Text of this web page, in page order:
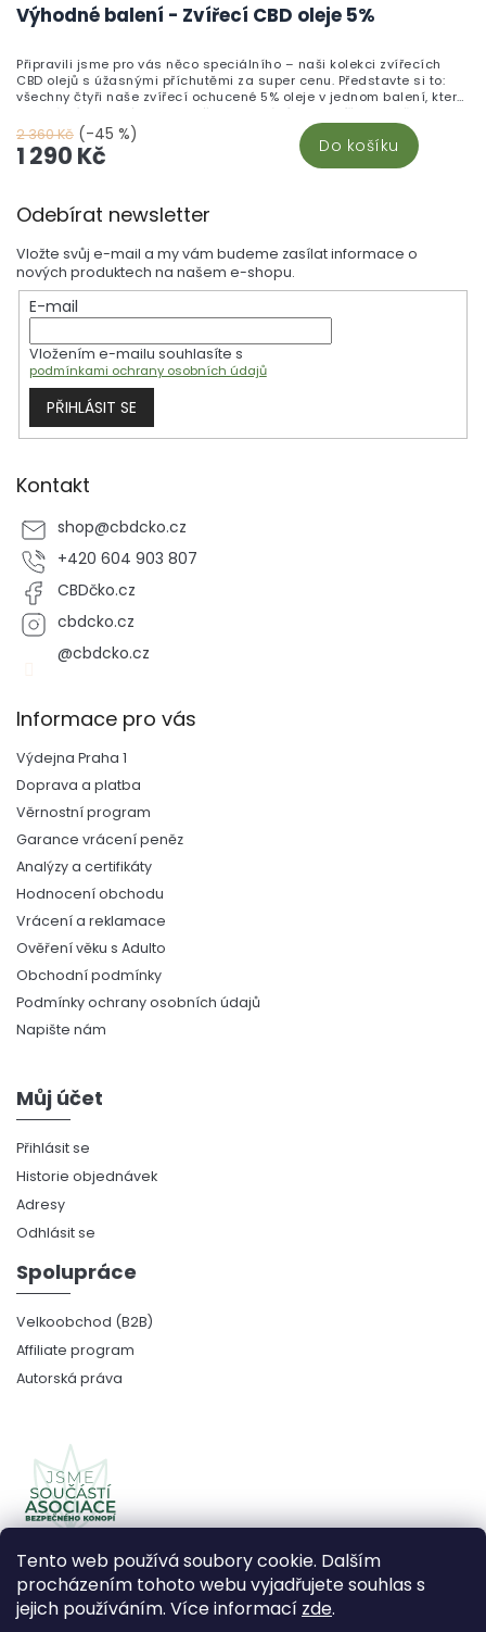
Tento web používá soubory cookie. Dalším
procházením tohoto webu vyjadřujete souhlas s
jejich používáním. Více informací zde.
Výhodné balení - Zvířecí CBD oleje 5%
2 360 Kč (-45 %)
1 290 Kč Do košíku
Připravili jsme pro vás něco speciálního – naši kolekci zvířecích
CBD olejů s úžasnými příchutěmi za super cenu. Představte si to:
všechny čtyři naše zvířecí ochucené 5% oleje v jednom balení, které
je ideální pro jakéhokoliv vašeho domácího mazlíčka. Dopřejte
svému mazlíčkovy příchuť výborné slaniny, šťavnatého roastbeefu,
jemného tuňáka nebo lahodné kuřete. Tyto výjimečné oleje najdete
pouze u nás, takže neváhejte a objednejte na našem webu nebo
Odebírat newsletter
Vložte svůj e-mail a my vám budeme zasílat informace o
nových produktech na našem e-shopu.
E-mail
Vložením e-mailu souhlasíte s
podmínkami ochrany osobních údajů
PŘIHLÁSIT SE
Kontakt
shop@cbdcko.cz
+420 604 903 807
CBDčko.cz
cbdcko.cz
@cbdcko.cz
Informace pro vás
Výdejna Praha 1
Doprava a platba
Věrnostní program
Garance vrácení peněz
Analýzy a certifikáty
Hodnocení obchodu
Vrácení a reklamace
Ověření věku s Adulto
Obchodní podmínky
Podmínky ochrany osobních údajů
Napište nám
Můj účet
Přihlásit se
Historie objednávek
Adresy
Odhlásit se
Spolupráce
Velkoobchod (B2B)
Affiliate program
Autorská práva